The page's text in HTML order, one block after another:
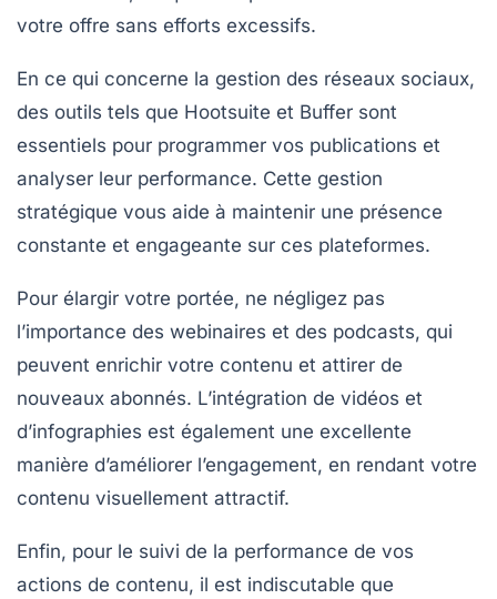
votre offre sans efforts excessifs.
En ce qui concerne la gestion des réseaux sociaux,
des outils tels que Hootsuite et Buffer sont
essentiels pour programmer vos publications et
analyser leur performance. Cette gestion
stratégique vous aide à maintenir une présence
constante et engageante sur ces plateformes.
Pour élargir votre portée, ne négligez pas
l’importance des webinaires et des podcasts, qui
peuvent enrichir votre contenu et attirer de
nouveaux abonnés. L’intégration de vidéos et
d’infographies est également une excellente
manière d’améliorer l’engagement, en rendant votre
contenu visuellement attractif.
Enfin, pour le suivi de la performance de vos
actions de contenu, il est indiscutable que